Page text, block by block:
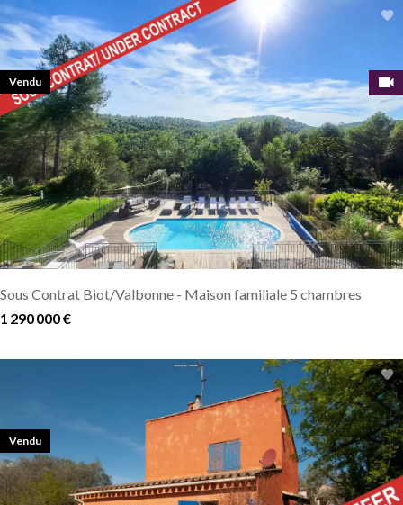
Sous Contrat Biot/Valbonne - Maison familiale 5 chambres
1 290 000 €
Vendu
Vendu